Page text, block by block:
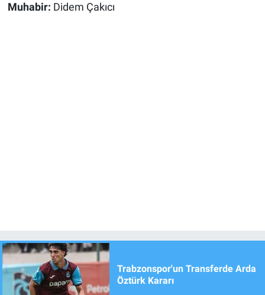
Muhabir: Didem Çakıcı
Trabzonspor'un Transferde Arda
Öztürk Kararı